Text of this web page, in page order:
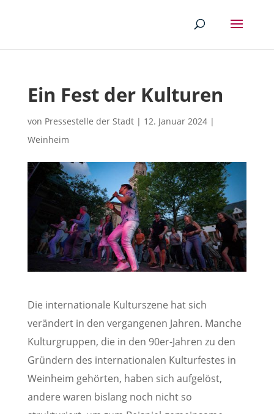
Ein Fest der Kulturen
von Pressestelle der Stadt| 12. Januar 2024|
Weinheim
Die internationale Kulturszene hat sich
verändert in den vergangenen Jahren. Manche
Kulturgruppen, die in den 90er-Jahren zu den
Gründern des internationalen Kulturfestes in
Weinheim gehörten, haben sich aufgelöst,
andere waren bislang noch nicht so